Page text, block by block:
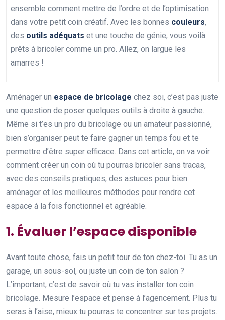
ensemble comment mettre de l’ordre et de l’optimisation
dans votre petit coin créatif. Avec les bonnes couleurs,
des outils adéquats et une touche de génie, vous voilà
prêts à bricoler comme un pro. Allez, on largue les
amarres !
Aménager un espace de bricolage chez soi, c’est pas juste
une question de poser quelques outils à droite à gauche.
Même si t’es un pro du bricolage ou un amateur passionné,
bien s’organiser peut te faire gagner un temps fou et te
permettre d’être super efficace. Dans cet article, on va voir
comment créer un coin où tu pourras bricoler sans tracas,
avec des conseils pratiques, des astuces pour bien
aménager et les meilleures méthodes pour rendre cet
espace à la fois fonctionnel et agréable.
1. Évaluer l’espace disponible
Avant toute chose, fais un petit tour de ton chez-toi. Tu as un
garage, un sous-sol, ou juste un coin de ton salon ?
L’important, c’est de savoir où tu vas installer ton coin
bricolage. Mesure l’espace et pense à l’agencement. Plus tu
seras à l’aise, mieux tu pourras te concentrer sur tes projets.